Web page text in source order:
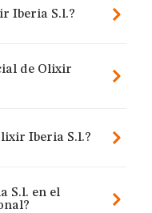
Iberia S.l.?
de Olixir
Iberia S.l.?
S.l. en el